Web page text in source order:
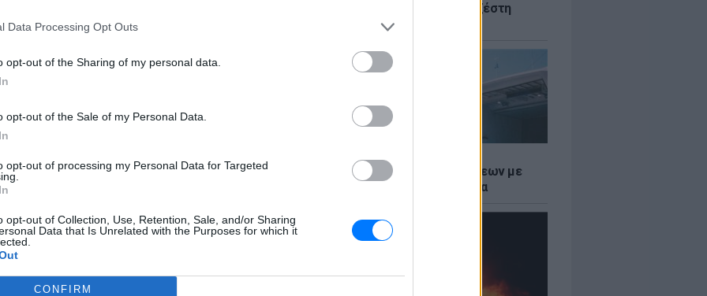
Data Processing Opt Outs
opt-out of the Sharing of my personal data.
opt-out of the Sale of my Personal Data.
opt-out of processing my Personal Data for Targeted
opt-out of Collection, Use, Retention, Sale, and/or Sharing
Data that Is Unrelated with the Purposes for which it
CONFIRM
Καιρός: Πού θα «χτυπήσει» η ζέστη
Αύγουστος: Ρεκόρ Αναχωρήσεων με
56.000 Ταξιδιώτες στα Λιμάνια
στο
για
και στο Instagram
ΔΙΑΦΗΜΙΣΗ